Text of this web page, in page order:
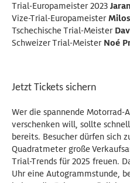
Trial-Europameister 2023
Vize-Trial-Europameister
Tschechische Trial-Meister
Schweizer Trial-MeisterNoé
Jetzt Tickets sichern
Wer die spannende Motorrad-
verschenken will, sollte
bereits. Besucher dürfen sich
Quadratmeter große
Trial-Trends für 2025 freuen.
Uhr eine Autogrammstunde,